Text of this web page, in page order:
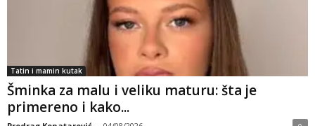
Tatin i mamin kutak
Šminka za malu i veliku maturu: šta je
primereno i kako...